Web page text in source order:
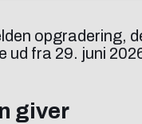
opgradering,
ud fra 29. juni
giver